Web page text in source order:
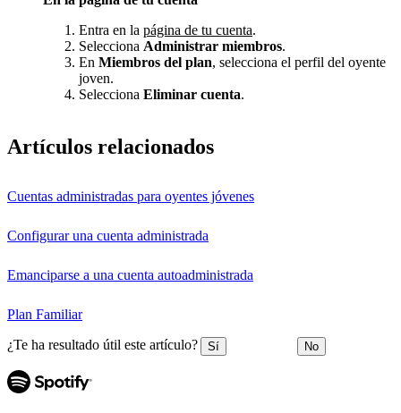
Entra en la página de tu cuenta.
Selecciona Administrar miembros.
En Miembros del plan, selecciona el perfil del oyente
joven.
Selecciona Eliminar cuenta.
Artículos relacionados
Cuentas administradas para oyentes jóvenes
Configurar una cuenta administrada
Emanciparse a una cuenta autoadministrada
Plan Familiar
¿Te ha resultado útil este artículo? Sí No